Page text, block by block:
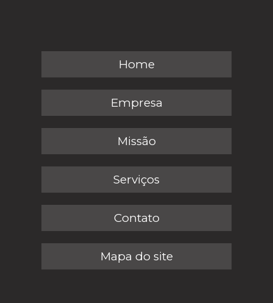
Home
Empresa
Missão
Serviços
Contato
Mapa do site